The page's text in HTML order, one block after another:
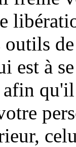
est à